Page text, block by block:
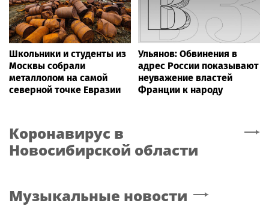
Школьники и студенты из
Москвы собрали
металлолом на самой
северной точке Евразии
Ульянов: Обвинения в
адрес России показывают
неуважение властей
Франции к народу
Коронавирус в
Новосибирской области
Музыкальные новости